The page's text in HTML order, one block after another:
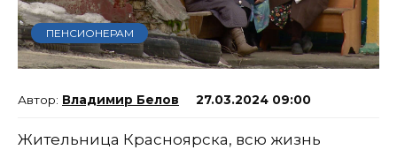
ПЕНСИОНЕРАМ
Владимир Белов 27.03.2024 09:00
Жительница Красноярска, всю жизнь